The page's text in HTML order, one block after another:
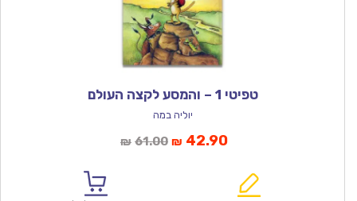
טפיטי 1 – והמסע לקצה העולם
יוליה במה
₪ 61.00המחיר
₪ 42.90המחיר
הוא: